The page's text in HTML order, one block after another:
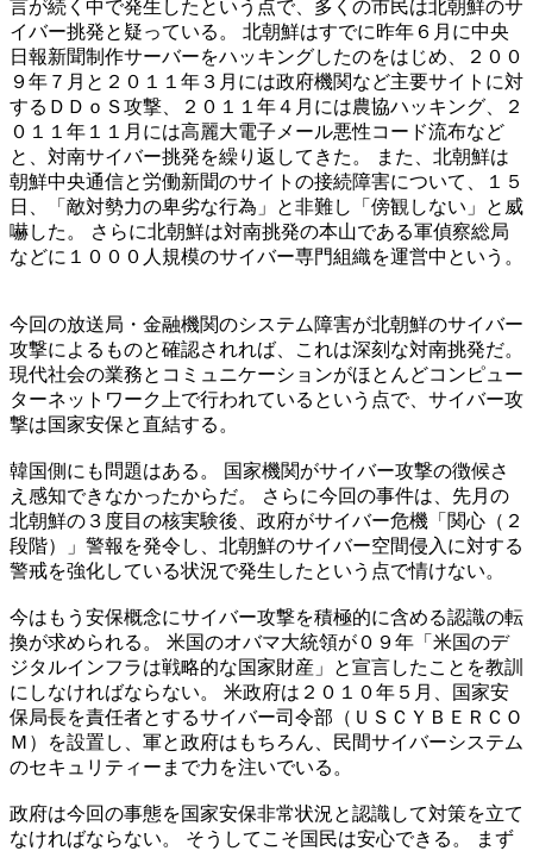
言が続く中で発生したという点で、多くの市民は北朝鮮のサ
イバー挑発と疑っている。 北朝鮮はすでに昨年６月に中央
日報新聞制作サーバーをハッキングしたのをはじめ、２００
９年７月と２０１１年３月には政府機関など主要サイトに対
するＤＤｏＳ攻撃、２０１１年４月には農協ハッキング、２
０１１年１１月には高麗大電子メール悪性コード流布など
と、対南サイバー挑発を繰り返してきた。 また、北朝鮮は
朝鮮中央通信と労働新聞のサイトの接続障害について、１５
日、「敵対勢力の卑劣な行為」と非難し「傍観しない」と威
嚇した。 さらに北朝鮮は対南挑発の本山である軍偵察総局
などに１０００人規模のサイバー専門組織を運営中という。
今回の放送局・金融機関のシステム障害が北朝鮮のサイバー
攻撃によるものと確認されれば、これは深刻な対南挑発だ。
現代社会の業務とコミュニケーションがほとんどコンピュー
ターネットワーク上で行われているという点で、サイバー攻
撃は国家安保と直結する。
韓国側にも問題はある。 国家機関がサイバー攻撃の徴候さ
え感知できなかったからだ。 さらに今回の事件は、先月の
北朝鮮の３度目の核実験後、政府がサイバー危機「関心（２
段階）」警報を発令し、北朝鮮のサイバー空間侵入に対する
警戒を強化している状況で発生したという点で情けない。
今はもう安保概念にサイバー攻撃を積極的に含める認識の転
換が求められる。 米国のオバマ大統領が０９年「米国のデ
ジタルインフラは戦略的な国家財産」と宣言したことを教訓
にしなければならない。 米政府は２０１０年５月、国家安
保局長を責任者とするサイバー司令部（ＵＳＣＹＢＥＲＣＯ
Ｍ）を設置し、軍と政府はもちろん、民間サイバーシステム
のセキュリティーまで力を注いでいる。
政府は今回の事態を国家安保非常状況と認識して対策を立て
なければならない。 そうしてこそ国民は安心できる。 まず